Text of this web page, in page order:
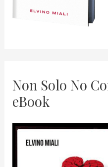
Non Solo No
eBook